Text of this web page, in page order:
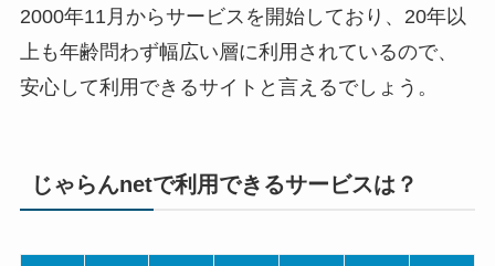
2000年11月からサービスを開始しており、20年以
上も年齢問わず幅広い層に利用されているので、
安心して利用できるサイトと言えるでしょう。
じゃらんnetで利用できるサービスは？